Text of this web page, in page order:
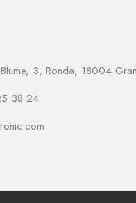
3, Ronda, 18004
38 24